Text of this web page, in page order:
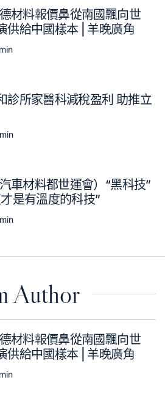
材料報價鼻從南國飄向世
供給中國樣本 | 羊晚廣角
診所家醫科減稅盈利 助推立
車材料都世運會）“黑科技”
是有溫度的科技”
Author
材料報價鼻從南國飄向世
供給中國樣本 | 羊晚廣角